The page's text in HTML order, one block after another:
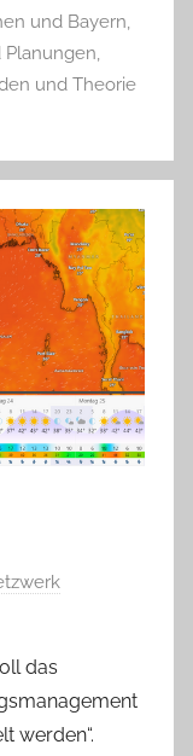
und Bayern,
Planungen,
und Theorie
das
werden“.